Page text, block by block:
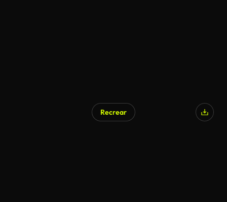
Recrear